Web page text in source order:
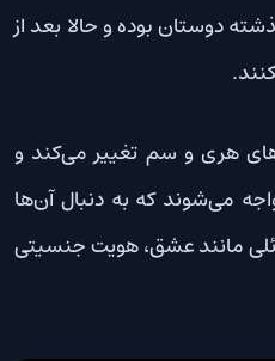
دوستان بوده و حالا بعد از
هری و سم تغییر می‌کند و
می‌شوند که به دنبال آن‌ها
مانند عشق، هویت جنسیتی